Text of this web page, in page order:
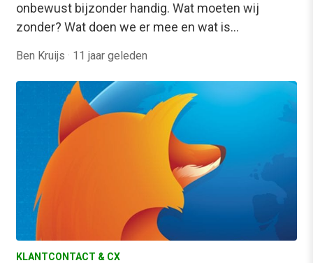
onbewust bijzonder handig. Wat moeten wij
zonder? Wat doen we er mee en wat is…
Ben Kruijs · 11 jaar geleden
KLANTCONTACT & CX